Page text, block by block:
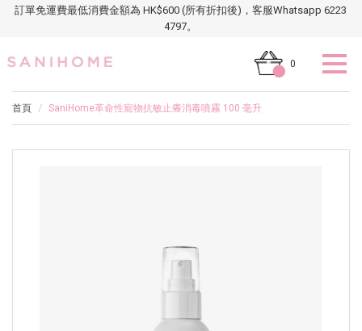
訂單免運費最低消費金額為 HK$600 (所有折扣後)，客服Whatsapp 6223
4797。
0
首頁 SaniHome革命性寵物抗敏止癢消毒噴霧 100 毫升